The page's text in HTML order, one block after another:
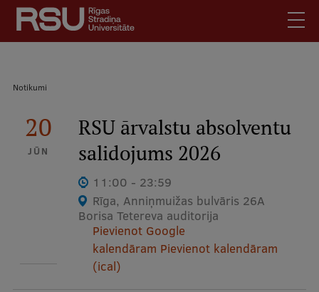
Pārlekt
galveno
saturu
Latviski
Meklēt Mobile
augšējā
izvēlne
Skolēniem
Studentiem
Darbiniekiem
Darba devējiem
Atpakaļceļš
Notikumi
20
JŪN
RSU ārvalstu absolventu
salidojums 2026
11:00 - 23:59
Rīga, Anniņmuižas bulvāris 26A
Borisa Tetereva auditorija
Pievienot Google
kalendāram Pievienot kalendāram
(ical)